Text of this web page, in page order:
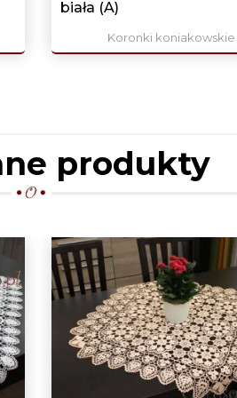
biała (A)
Koronki koniakowskie
produkty